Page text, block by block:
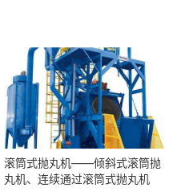
滚筒式抛丸机——倾斜式滚筒抛
丸机、连续通过滚筒式抛丸机